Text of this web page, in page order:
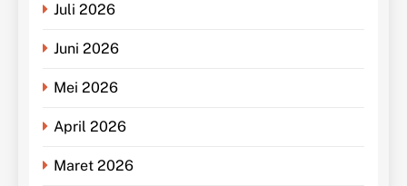
Juli 2026
Juni 2026
Mei 2026
April 2026
Maret 2026